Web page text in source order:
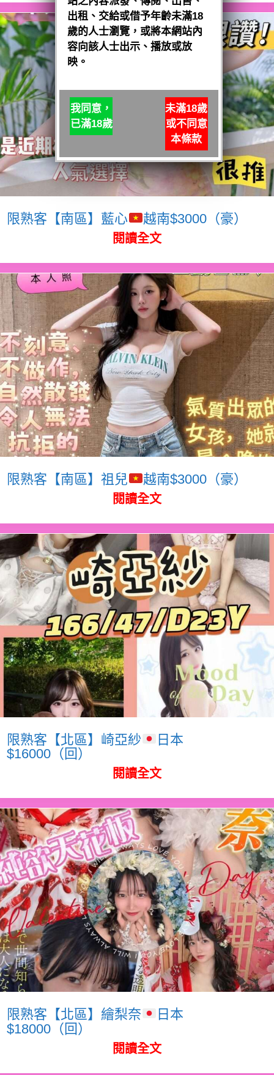
限熟客【南區】藍心 越南$3000（豪）
閱讀全文
限熟客【南區】祖兒 越南$3000（豪）
閱讀全文
限熟客【北區】崎亞紗
日本
$16000（回）
閱讀全文
限熟客【北區】繪梨奈
日本
$18000（回）
閱讀全文
出租、交給或借予年齡未滿18
歲的人士瀏覽，或將本網站內
容向該人士出示、播放或放
映。
我同意，
已滿18歲
未滿18歲
或不同意
本條款